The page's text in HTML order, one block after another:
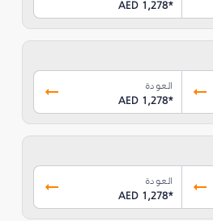
AED 1,278*
العودة
AED 1,278*
العودة
AED 1,278*